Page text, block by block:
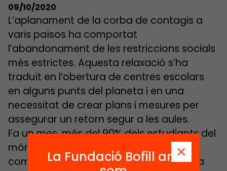
09/10/2020
L’aplanament de la corba de contagis a
varis països ha comportat
l’abandonament de les restriccions socials
més estrictes. Aquesta relaxació s’ha
traduït en l’obertura de centres escolars
en alguns punts del planeta i en una
necessitat de crear plans i mesures per
assegurar un retorn segur a les aules.
Fa un mes, més del 90% dels estudiants del
món veien les seves escoles tancades
com a resposta a l’epidèmia. Ara, la xifra
La Fundació Bofill ara